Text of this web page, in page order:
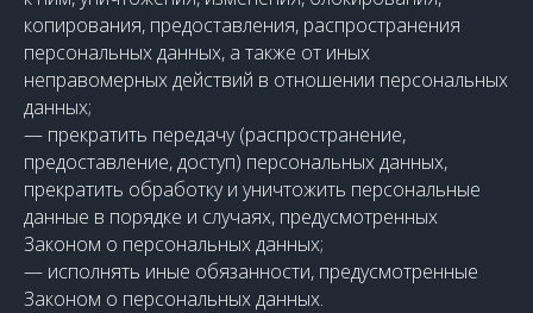
копирования, предоставления, распространения
персональных данных, а также от иных
неправомерных действий в отношении персональных
данных;
— прекратить передачу (распространение,
предоставление, доступ) персональных данных,
прекратить обработку и уничтожить персональные
данные в порядке и случаях, предусмотренных
Законом о персональных данных;
— исполнять иные обязанности, предусмотренные
Законом о персональных данных.